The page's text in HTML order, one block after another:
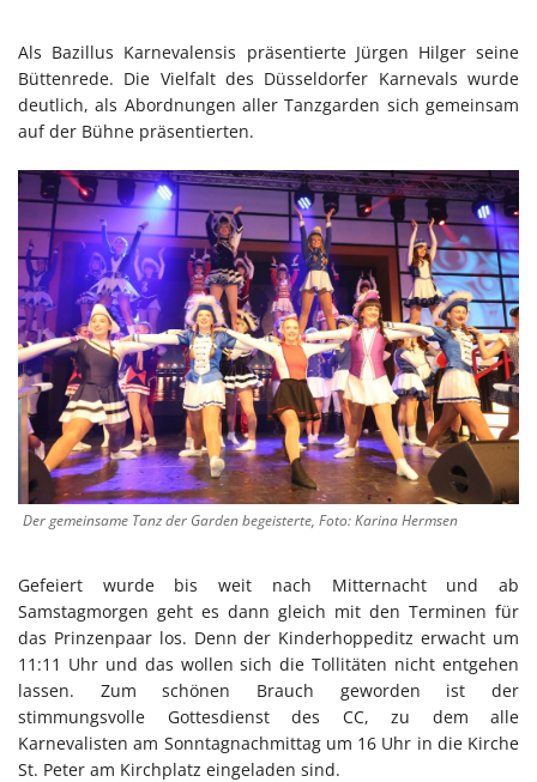
Als Bazillus Karnevalensis präsentierte Jürgen Hilger seine
Büttenrede. Die Vielfalt des Düsseldorfer Karnevals wurde
deutlich, als Abordnungen aller Tanzgarden sich gemeinsam
auf der Bühne präsentierten.
Der gemeinsame Tanz der Garden begeisterte, Foto: Karina Hermsen
Gefeiert wurde bis weit nach Mitternacht und ab
Samstagmorgen geht es dann gleich mit den Terminen für
das Prinzenpaar los. Denn der Kinderhoppeditz erwacht um
11:11 Uhr und das wollen sich die Tollitäten nicht entgehen
lassen. Zum schönen Brauch geworden ist der
stimmungsvolle Gottesdienst des CC, zu dem alle
Karnevalisten am Sonntagnachmittag um 16 Uhr in die Kirche
St. Peter am Kirchplatz eingeladen sind.